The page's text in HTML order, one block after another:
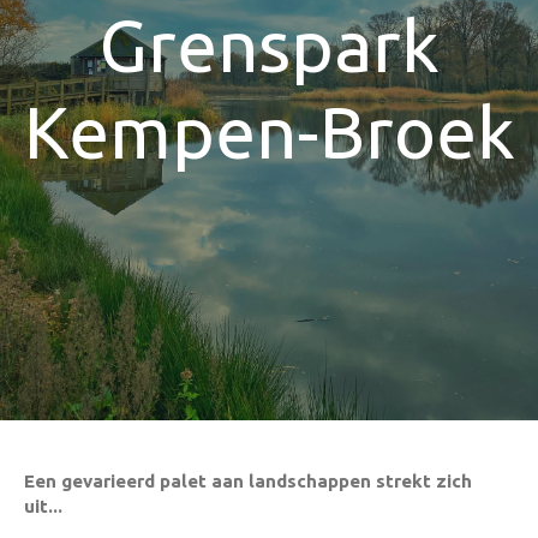
Grenspark
Kempen-Broek
Een gevarieerd palet aan landschappen strekt zich
uit...